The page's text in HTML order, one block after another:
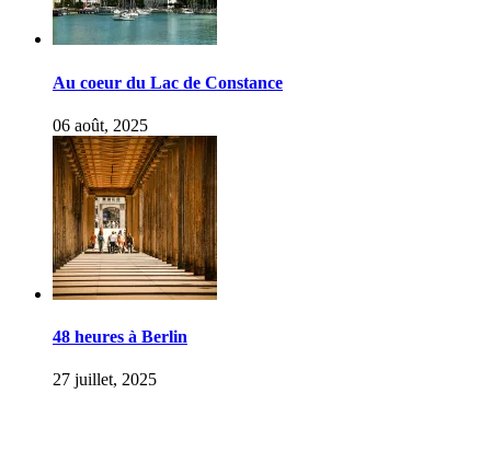
Au coeur du Lac de Constance
06 août, 2025
48 heures à Berlin
27 juillet, 2025